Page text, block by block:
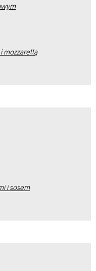
mozzarellą
i sosem